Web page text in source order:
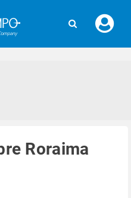
seu
Roraima